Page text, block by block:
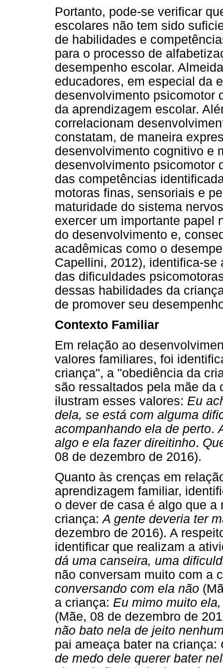
Portanto, pode-se verificar
escolares não tem sido
de habilidades e
para o processo de
desempenho escolar.
educadores, em especial da
desenvolvimento psicomotor
da aprendizagem escolar.
correlacionam
constatam, de maneira
desenvolvimento cognitivo e
desenvolvimento psicomotor
das competências
motoras finas, sensoriais e
maturidade do sistema
exercer um importante papel
do desenvolvimento e,
acadêmicas como o
Capellini, 2012), identifica-
das dificuldades
dessas habilidades da
de promover seu
Contexto Familiar
Em relação ao
valores familiares, foi
criança", a "obediência da
são ressaltados pela mãe da
ilustram esses valores: Eu
dela, se está com alguma
acompanhando ela de perto.
algo e ela fazer direitinho.
08 de dezembro de 2016).
Quanto às crenças em
aprendizagem familiar,
o dever de casa é algo que
criança:A gente deveria ter
dezembro de 2016). A
identificar que realizam a
dá uma canseira, uma
não conversam muito com a
conversando com ela não
a criança: Eu mimo muito
(Mãe, 08 de dezembro de
não bato nela de jeito
pai ameaça bater na criança:
de medo dele querer bater